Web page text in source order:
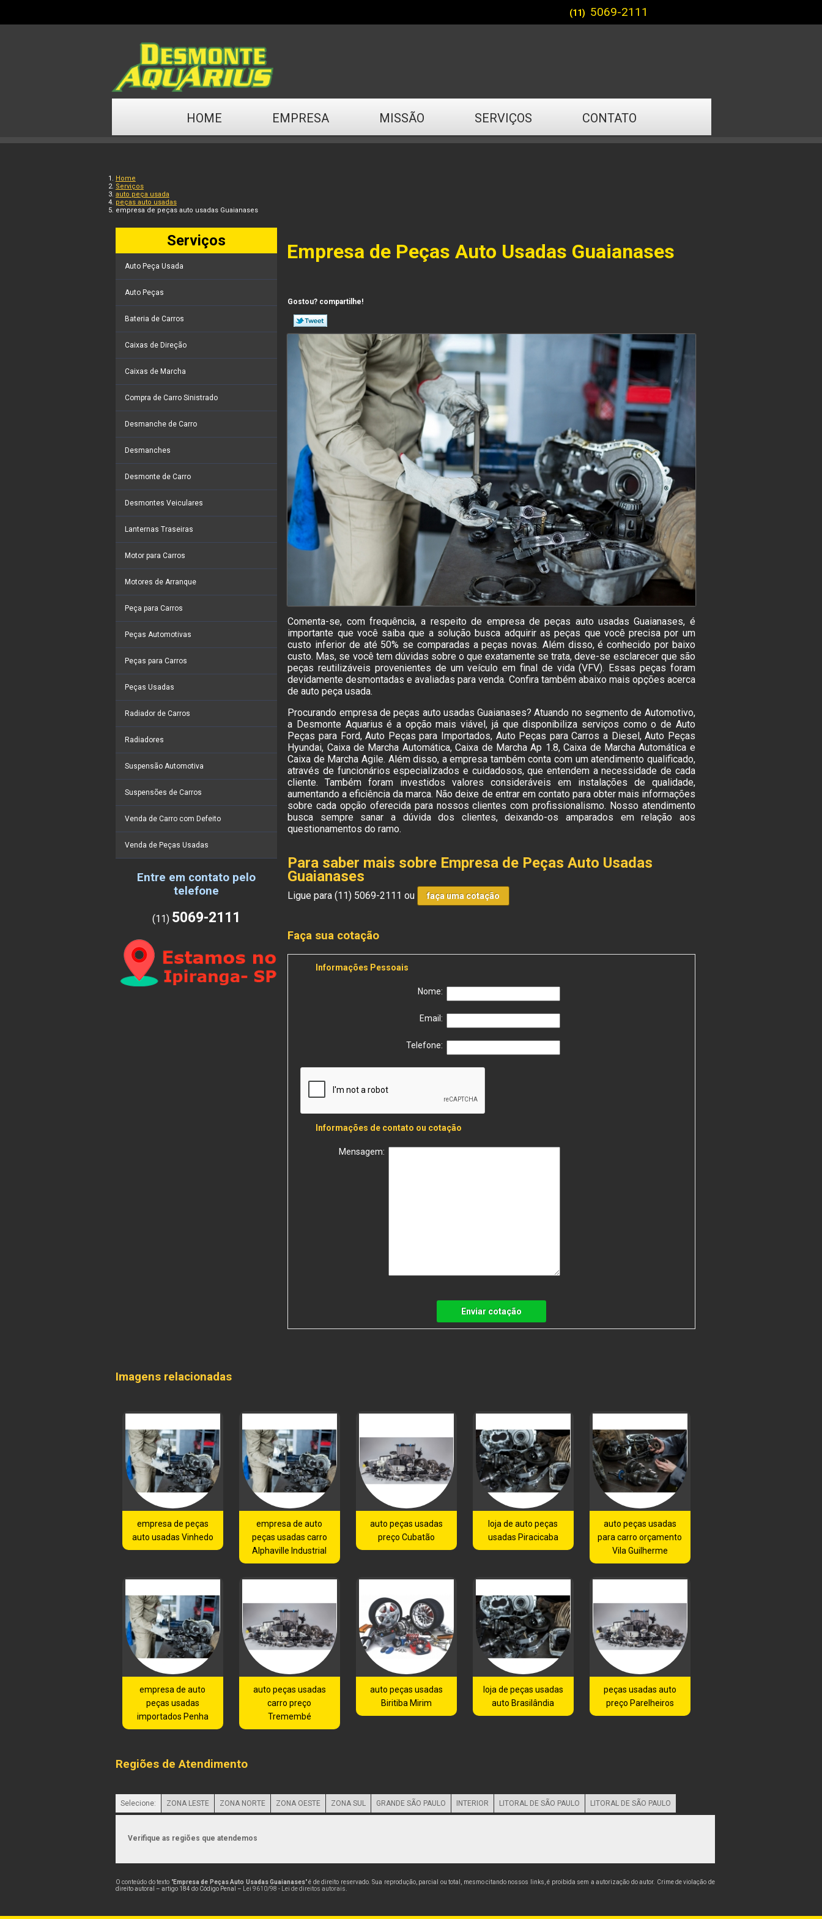
HOME EMPRESA MISSÃO SERVIÇOS CONTATO
(11) 5069-2111
Home
Serviços
auto peça usada
peças auto usadas
empresa de peças auto usadas Guaianases
Serviços
Auto Peça Usada
Auto Peças
Bateria de Carros
Caixas de Direção
Caixas de Marcha
Compra de Carro Sinistrado
Desmanche de Carro
Desmanches
Desmonte de Carro
Desmontes Veiculares
Lanternas Traseiras
Motor para Carros
Motores de Arranque
Peça para Carros
Peças Automotivas
Peças para Carros
Peças Usadas
Radiador de Carros
Radiadores
Suspensão Automotiva
Suspensões de Carros
Venda de Carro com Defeito
Venda de Peças Usadas
Entre em contato pelo
telefone
(11) 5069-2111
Empresa de Peças Auto Usadas Guaianases
Gostou? compartilhe!
Comenta-se, com frequência, a respeito de empresa de peças auto usadas Guaianases, é
importante que você saiba que a solução busca adquirir as peças que você precisa por um
custo inferior de até 50% se comparadas a peças novas. Além disso, é conhecido por baixo
custo. Mas, se você tem dúvidas sobre o que exatamente se trata, deve-se esclarecer que são
peças reutilizáveis provenientes de um veículo em final de vida (VFV). Essas peças foram
devidamente desmontadas e avaliadas para venda. Confira também abaixo mais opções acerca
de auto peça usada.
Procurando empresa de peças auto usadas Guaianases? Atuando no segmento de Automotivo,
a Desmonte Aquarius é a opção mais viável, já que disponibiliza serviços como o de Auto
Peças para Ford, Auto Peças para Importados, Auto Peças para Carros a Diesel, Auto Peças
Hyundai, Caixa de Marcha Automática, Caixa de Marcha Ap 1.8, Caixa de Marcha Automática e
Caixa de Marcha Agile. Além disso, a empresa também conta com um atendimento qualificado,
através de funcionários especializados e cuidadosos, que entendem a necessidade de cada
cliente. Também foram investidos valores consideráveis em instalações de qualidade,
aumentando a eficiência da marca. Não deixe de entrar em contato para obter mais informações
sobre cada opção oferecida para nossos clientes com profissionalismo. Nosso atendimento
busca sempre sanar a dúvida dos clientes, deixando-os amparados em relação aos
questionamentos do ramo.
Para saber mais sobre Empresa de Peças Auto Usadas
Guaianases
Ligue para(11) 5069-2111 ou faça uma cotação
Faça sua cotação
Informações Pessoais
Nome:
Email:
Telefone:
Informações de contato ou cotação
Mensagem:
Enviar cotação
Imagens relacionadas
empresa de peças
auto usadas Vinhedo
empresa de auto
peças usadas carro
Alphaville Industrial
auto peças usadas
preço Cubatão
loja de auto peças
usadas Piracicaba
auto peças usadas
para carro orçamento
Vila Guilherme
empresa de auto
peças usadas
importados Penha
auto peças usadas
carro preço
Tremembé
auto peças usadas
Biritiba Mirim
loja de peças usadas
auto Brasilândia
peças usadas auto
preço Parelheiros
Regiões de Atendimento
Selecione: ZONA LESTE ZONA NORTE ZONA OESTE ZONA SUL GRANDE SÃO PAULO INTERIOR LITORAL DE SÃO PAULO LITORAL DE SÃO PAULO
Verifique as regiões que atendemos
O conteúdo do texto "Empresa de Peças Auto Usadas Guaianases" é de direito reservado. Sua reprodução, parcial ou total, mesmo citando nossos links, é proibida sem a autorização do autor. Crime de violação de
direito autoral – artigo 184 do Código Penal –
Lei 9610/98 - Lei de direitos autorais